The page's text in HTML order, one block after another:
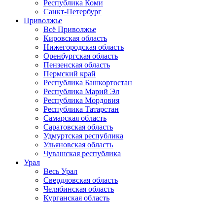
Республика Коми
Санкт-Петербург
Приволжье
Всё Приволжье
Кировская область
Нижегородская область
Оренбургская область
Пензенская область
Пермский край
Республика Башкортостан
Республика Марий Эл
Республика Мордовия
Республика Татарстан
Самарская область
Саратовская область
Удмуртская республика
Ульяновская область
Чувашская республика
Урал
Весь Урал
Свердловская область
Челябинская область
Курганская область